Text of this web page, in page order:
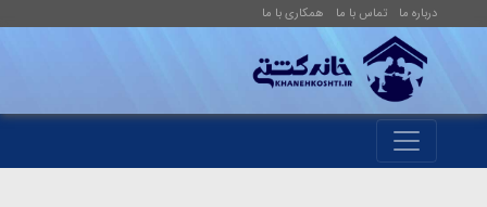
درباره ما تماس با ما همکاری با ما